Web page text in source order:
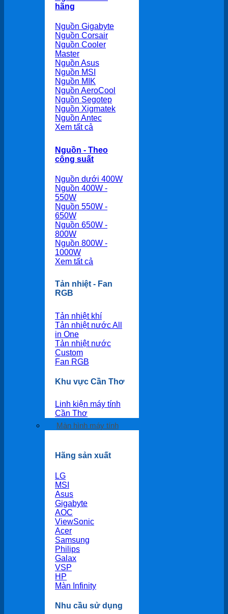
hãng
Nguồn Gigabyte
Nguồn Corsair
Nguồn Cooler
Master
Nguồn Asus
Nguồn MSI
Nguồn MIK
Nguồn AeroCool
Nguồn Segotep
Nguồn Xigmatek
Nguồn Antec
Xem tất cả
Nguồn - Theo
công suất
Nguồn dưới 400W
Nguồn 400W -
550W
Nguồn 550W -
650W
Nguồn 650W -
800W
Nguồn 800W -
1000W
Xem tất cả
Tản nhiệt - Fan
RGB
Tản nhiệt khí
Tản nhiệt nước All
in One
Tản nhiệt nước
Custom
Fan RGB
Khu vực Cần Thơ
Linh kiện máy tính
Cần Thơ
Màn hình máy tính
Hãng sản xuất
LG
MSI
Asus
Gigabyte
AOC
ViewSonic
Acer
Samsung
Philips
Galax
VSP
HP
Màn Infinity
Nhu cầu sử dụng